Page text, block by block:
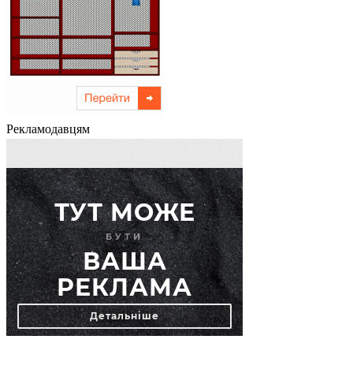
Рекламодавцям